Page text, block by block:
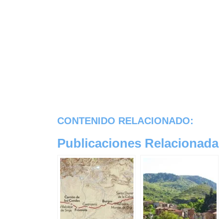
CONTENIDO RELACIONADO:
Publicaciones